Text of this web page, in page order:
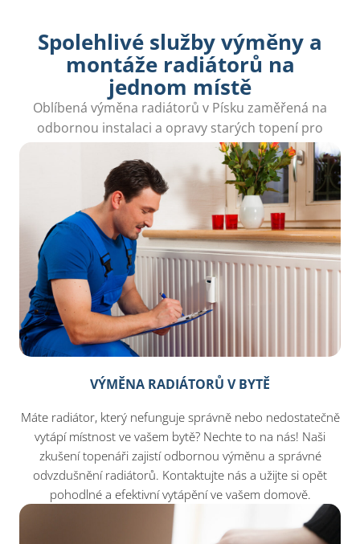
Spolehlivé služby výměny a
montáže radiátorů na
jednom místě
Oblíbená výměna radiátorů v Písku zaměřená na
odbornou instalaci a opravy starých topení pro
komfortní a teplé bydlení.
VÝMĚNA RADIÁTORŮ V BYTĚ
Máte radiátor, který nefunguje správně nebo nedostatečně
vytápí místnost ve vašem bytě? Nechte to na nás! Naši
zkušení topenáři zajistí odbornou výměnu a správné
odvzdušnění radiátorů. Kontaktujte nás a užijte si opět
pohodlné a efektivní vytápění ve vašem domově.